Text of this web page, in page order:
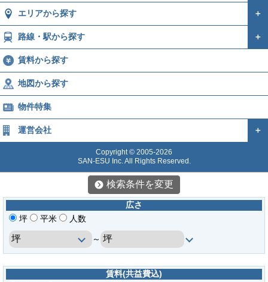
検索条件を変更
広さ
坪
平米 人数
～
賃料(共益費込)
エリアから探す ＋
路線・駅から探す ＋
賃料から探す
地図から探す
物件特集
運営会社 ＋
Copyright © 2005-2026
SAN-ESU Inc. All Rights Reserved.